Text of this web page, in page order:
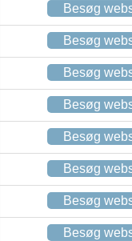
Besøg
Besøg
Besøg
Besøg
Besøg
Besøg
Besøg
Besøg